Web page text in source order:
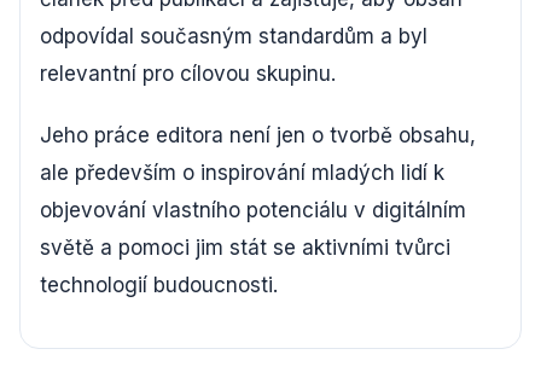
odpovídal současným standardům a byl
relevantní pro cílovou skupinu.
Jeho práce editora není jen o tvorbě obsahu,
ale především o inspirování mladých lidí k
objevování vlastního potenciálu v digitálním
světě a pomoci jim stát se aktivními tvůrci
technologií budoucnosti.